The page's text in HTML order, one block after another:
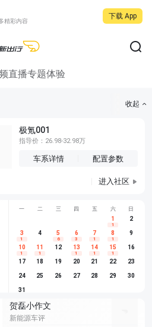
精彩内容
下载 App
直播专题体验
收起
极氪001
指导价：26.98-32.98万
车系详情 配置参数
一颗
进入社区
尊界V680 上市
享界G9 预售
别克至境L7 预售
埃安
长城H10
深蓝S05
一 二 三 四 五 六 日
1
1
2
3
1
4 5
6
6
3
7
1
8
1
9
10
1
11
1
12 13
1
14
1
15
1
16
17 18 19 20 21 22 23
24 25 26 27 28 29 30
31
贺磊小作文
新能源车评